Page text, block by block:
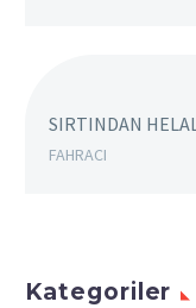
SIRTINDAN
FAHRACI
Kategoriler